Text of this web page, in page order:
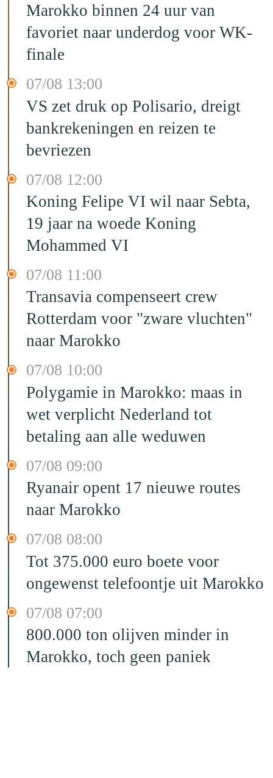
Marokko binnen 24 uur van
favoriet naar underdog voor WK-
finale
07/08 13:00
VS zet druk op Polisario, dreigt
bankrekeningen en reizen te
bevriezen
07/08 12:00
Koning Felipe VI wil naar Sebta,
19 jaar na woede Koning
Mohammed VI
07/08 11:00
Transavia compenseert crew
Rotterdam voor "zware vluchten"
naar Marokko
07/08 10:00
Polygamie in Marokko: maas in
wet verplicht Nederland tot
betaling aan alle weduwen
07/08 09:00
Ryanair opent 17 nieuwe routes
naar Marokko
07/08 08:00
Tot 375.000 euro boete voor
ongewenst telefoontje uit Marokko
07/08 07:00
800.000 ton olijven minder in
Marokko, toch geen paniek